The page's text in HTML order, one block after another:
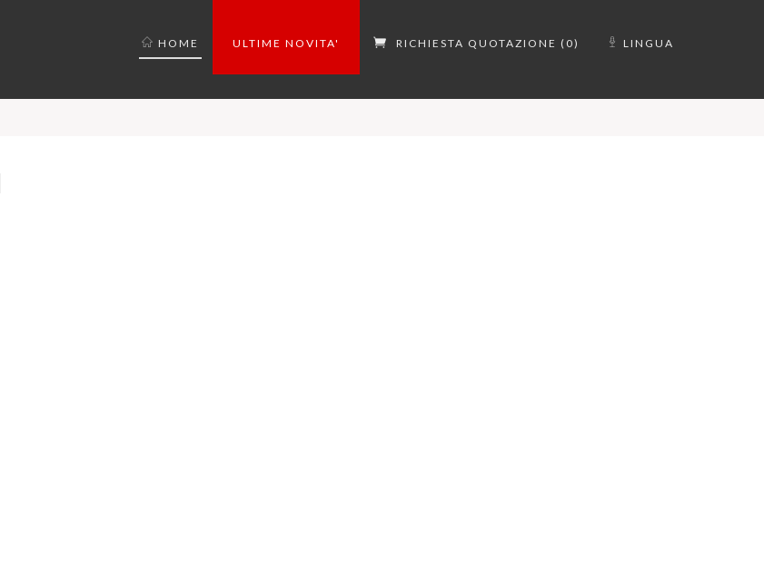
HOME ULTIME NOVITA' RICHIESTA QUOTAZIONE (0) LINGUA